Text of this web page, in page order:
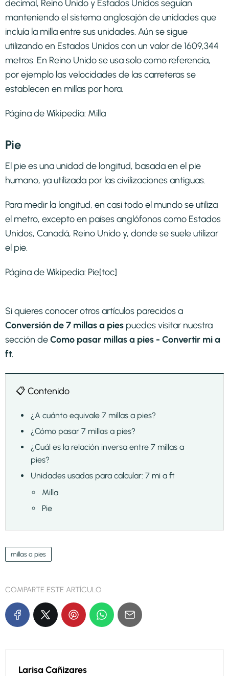
decimal, Reino Unido y Estados Unidos seguían
manteniendo el sistema anglosajón de unidades que
incluía la milla entre sus unidades. Aún se sigue
utilizando en Estados Unidos con un valor de 1609,344
metros. En Reino Unido se usa solo como referencia,
por ejemplo las velocidades de las carreteras se
establecen en millas por hora.
Página de Wikipedia: Milla
Pie
El pie es una unidad de longitud, basada en el pie
humano, ya utilizada por las civilizaciones antiguas.
Para medir la longitud, en casi todo el mundo se utiliza
el metro, excepto en países anglófonos como Estados
Unidos, Canadá, Reino Unido y, donde se suele utilizar
el pie.
Página de Wikipedia: Pie[toc]
Si quieres conocer otros artículos parecidos a
Conversión de 7 millas a pies puedes visitar nuestra
sección deComo pasar millas a pies - Convertir mi a
ft.
📋 Contenido
¿A cuánto equivale 7 millas a pies?
¿Cómo pasar 7 millas a pies?
¿Cuál es la relación inversa entre 7 millas a
pies?
Unidades usadas para calcular: 7 mi a ft
Milla
Pie
millas a pies
COMPARTE ESTE ARTÍCULO
Larisa Cañizares